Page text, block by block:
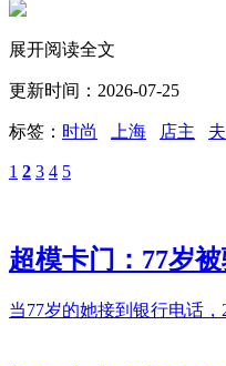
展开阅读全文
更新时间：2026-07-25
标签： 时尚 上海 店主
1 2 3 4 5
超模卡门：77岁
当77岁的她接到银行电话